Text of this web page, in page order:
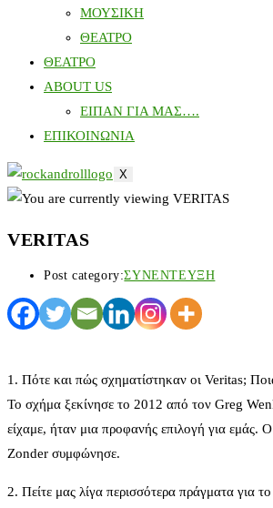
ΜΟΥΣΙΚΗ
ΘΕΑΤΡΟ
ΘΕΑΤΡΟ
ABOUT US
ΕΙΠΑΝ ΓΙΑ ΜΑΣ….
ΕΠΙΚΟΙΝΩΝΙΑ
X
VERITAS
Post category:ΣΥΝΕΝΤΕΥΞΗ
1. Πότε και πώς σχηματίστηκαν οι Veritas;
Το σχήμα ξεκίνησε το 2012 από τον Greg
είχαμε, ήταν μια προφανής επιλογή για εμάς.
Zonder συμφώνησε.
2. Πείτε μας λίγα περισσότερα πράγματα για